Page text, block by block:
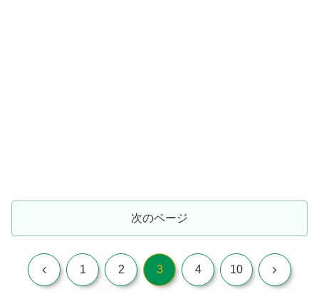
次のページ
前 1 2 3 4 10 次